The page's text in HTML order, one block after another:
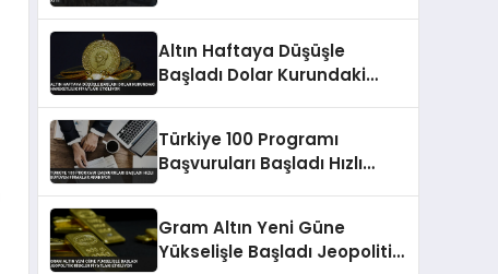
Altın Haftaya Düşüşle
Başladı Dolar Kurundaki
Türkiye 100 Programı
Başvuruları Başladı Hızlı
Gram Altın Yeni Güne
Yükselişle Başladı Jeopolitik